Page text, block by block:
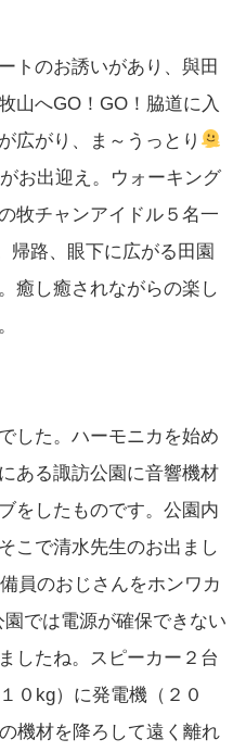
トのお誘いがあり、與田
山へGO！GO！脇道に入
広がり、ま～うっとり
がお出迎え。ウォーキング
牧チャンアイドル５名一
帰路、眼下に広がる田園
癒し癒されながらの楽し
した。ハーモニカを始め
ある諏訪公園に音響機材
をしたものです。公園内
こで清水先生のお出まし
員のおじさんをホンワカ
では電源が確保できない
したね。スピーカー２台
０kg）に発電機（２０
機材を降ろして遠く離れ